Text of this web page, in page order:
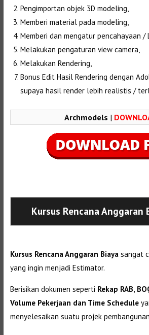
Pengimportan objek 3D modeling,
Memberi material pada modeling,
Memberi dan mengatur pencahayaan /
Melakukan pengaturan view camera,
Melakukan Rendering,
Bonus Edit Hasil Rendering dengan
supaya hasil render lebih realistis /
Archmodels |
Kursus Rencana Anggaran
Kursus Rencana Anggaran Biaya sangat
yang ingin menjadi Estimator.
Berisikan dokumen seperti Rekap RAB,
Volume Pekerjaan dan Time Schedule
menyelesaikan suatu projek